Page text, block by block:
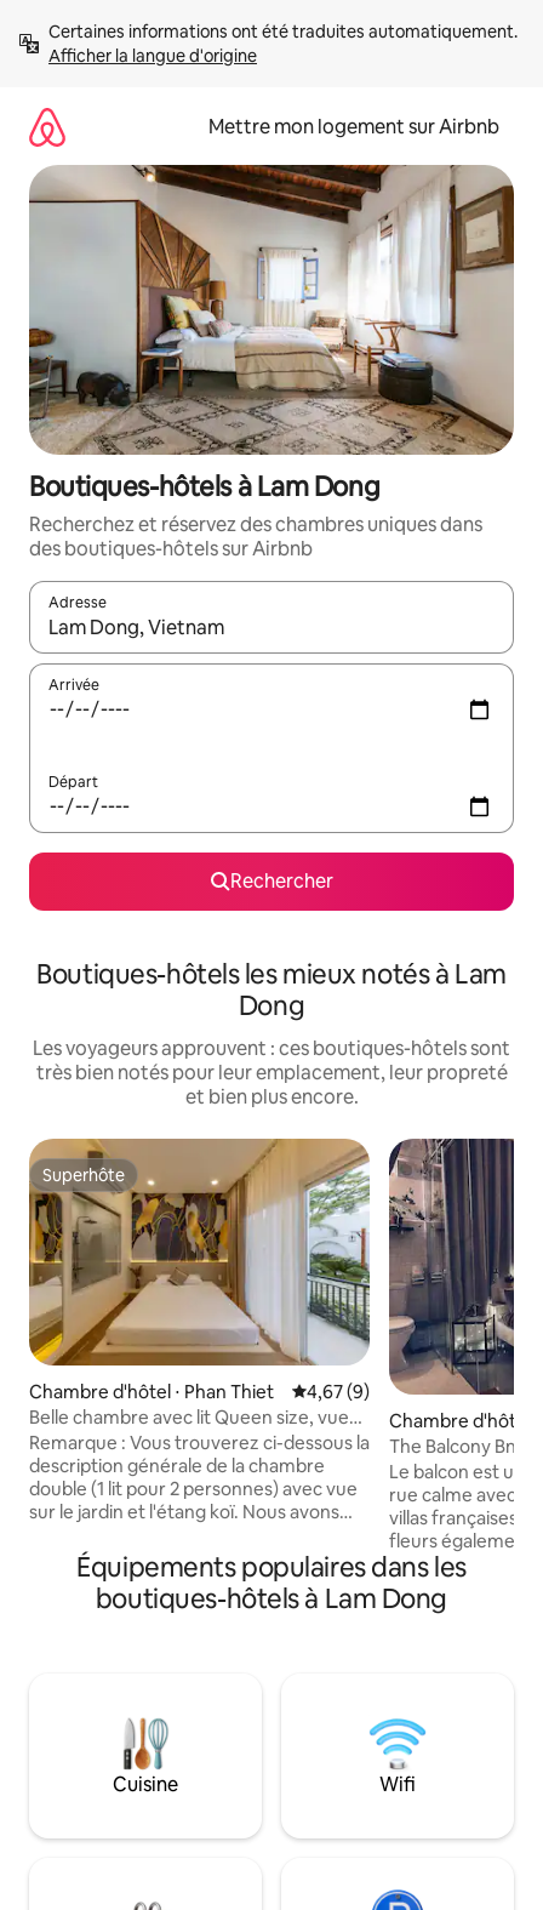
directement
Afficher la langue d'origine
Mettre mon logement sur Airbnb
Boutiques-hôtels à Lam Dong
Recherchez et réservez des chambres uniques dans
des boutiques-hôtels sur Airbnb
Adresse
Lorsque les résultats s'affichent, utilisez les flèches vers le
Arrivée
Départ
Rechercher
Boutiques-hôtels les mieux notés à Lam
Dong
Les voyageurs approuvent : ces boutiques-hôtels sont
très bien notés pour leur emplacement, leur propreté
et bien plus encore.
Superhôte
Superhôte
Chambre d'hôtel ⋅ Phan Thiet Évaluation moyenne sur la
4,67 (9)
Belle chambre avec lit Queen size, vue
sur le jardin et petit déjeuner
Remarque : Vous trouverez ci-dessous la
description générale de la chambre
double (1 lit pour 2 personnes) avec vue
sur le jardin et l'étang koï. Nous avons
prix que vous voyez actuellement est le
tarif pour UNE chambre (adaptée pour 2
personnes), petit déjeuner compris. La
économique pour séjourner. La
chambre dispose d'une petite vue
confortable sur le jardin, juste assez
d'espace pour se reposer après une
Chambre d'hôtel
The Balcony BnB
Le balcon est
rue calme avec
villas françaises,
fleurs également.
minutes en moto
entouré de
d'alimentation et
15 % de
d'une bonne
cool en ville : The
dalat (nous
Équipements populaires dans les
boutiques-hôtels à Lam Dong
Cuisine Wifi